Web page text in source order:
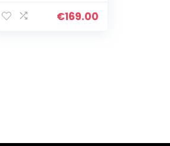
brievenbus met
€169.00